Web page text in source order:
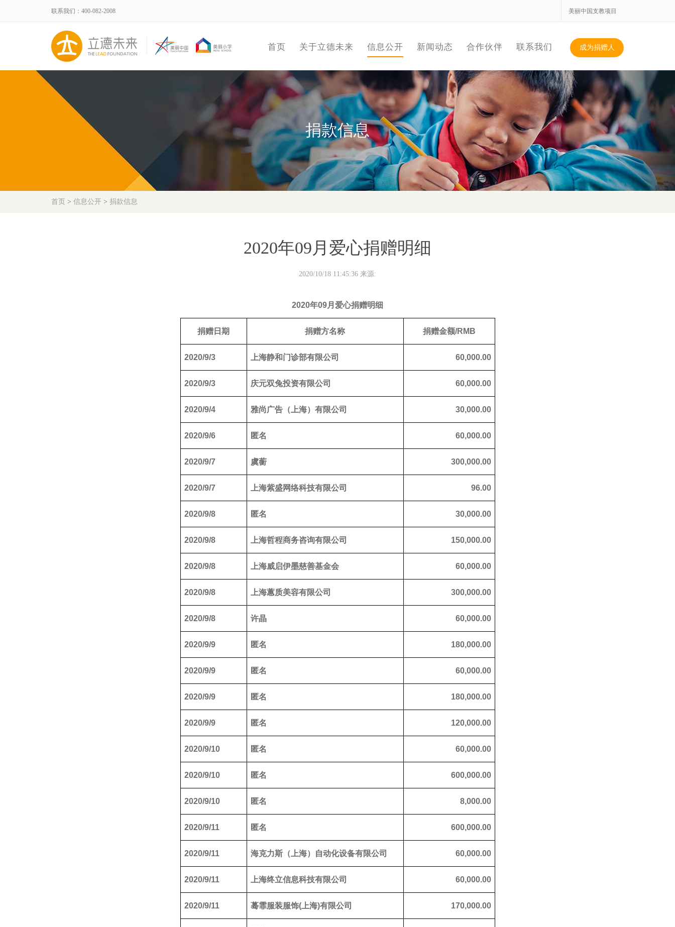
联系我们：400-082-2008 美丽中国支教项目
首页 关于立德未来 信息公开 新闻动态 合作伙伴 联系我们 成为捐赠人
捐款信息
首页 > 信息公开 > 捐款信息
2020年09月爱心捐赠明细
2020/10/18 11:45:36 来源:
2020年09月爱心捐赠明细
捐赠日期 捐赠方名称 捐赠金额/RMB
2020/9/3 上海静和门诊部有限公司 60,000.00
2020/9/3 庆元双兔投资有限公司 60,000.00
2020/9/4 雅尚广告（上海）有限公司 30,000.00
2020/9/6 匿名 60,000.00
2020/9/7 虞蘅 300,000.00
2020/9/7 上海紫盛网络科技有限公司 96.00
2020/9/8 匿名 30,000.00
2020/9/8 上海哲程商务咨询有限公司 150,000.00
2020/9/8 上海威启伊墨慈善基金会 60,000.00
2020/9/8 上海蕙质美容有限公司 300,000.00
2020/9/8 许晶 60,000.00
2020/9/9 匿名 180,000.00
2020/9/9 匿名 60,000.00
2020/9/9 匿名 180,000.00
2020/9/9 匿名 120,000.00
2020/9/10 匿名 60,000.00
2020/9/10 匿名 600,000.00
2020/9/10 匿名 8,000.00
2020/9/11 匿名 600,000.00
2020/9/11 海克力斯（上海）自动化设备有限公司 60,000.00
2020/9/11 上海终立信息科技有限公司 60,000.00
2020/9/11 蓦霏服装服饰(上海)有限公司 170,000.00